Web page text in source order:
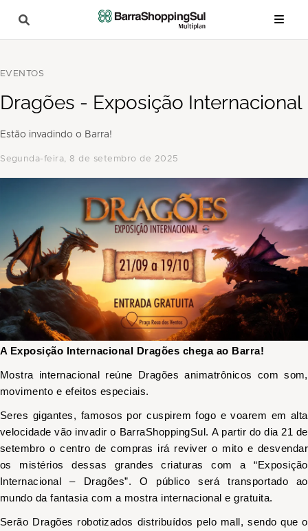
EVENTOS
Dragões - Exposição Internacional
Estão invadindo o Barra!
segunda-feira, 8 de setembro de 2025
A Exposição Internacional Dragões chega ao Barra!
Mostra internacional reúne Dragões animatrônicos com som,
movimento e efeitos especiais.
Seres gigantes, famosos por cuspirem fogo e voarem em alta
velocidade vão invadir o BarraShoppingSul. A partir do dia 21 de
setembro o centro de compras irá reviver o mito e desvendar
os mistérios dessas grandes criaturas com a“Exposição
Internacional – Dragões”. O público será transportado ao
mundo da fantasia com a mostra internacional e gratuita.
Serão Dragões robotizados distribuídos pelo mall, sendo que o